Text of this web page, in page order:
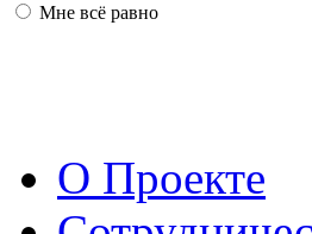
Мне всё равно
О Проекте